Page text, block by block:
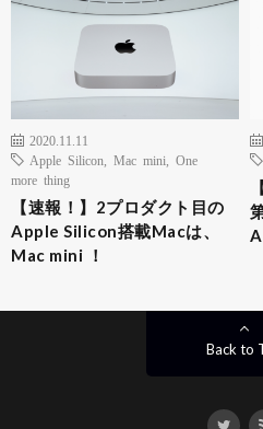
2020.11.11
Apple Silicon
Mac mini
One
more thing
【速報！】2プロダクト目の
Apple Silicon搭載Macは、
Mac mini ！
Back to